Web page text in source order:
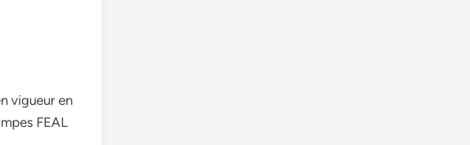
vigueur en
FEAL